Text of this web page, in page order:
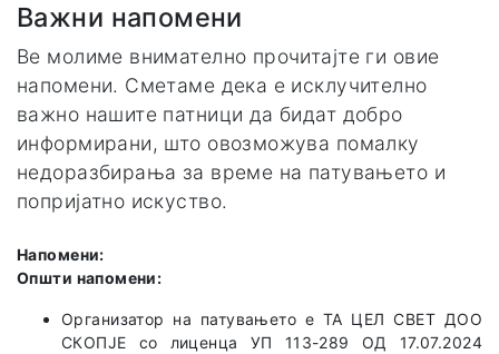
Важни напомени
Ве молиме внимателно прочитајте ги овие
напомени. Сметаме дека е исклучително
важно нашите патници да бидат добро
информирани, што овозможува помалку
недоразбирања за време на патувањето и
попријатно искуство.
Напомени:
Општи напомени:
Организатор на патувањето е TA ЦЕЛ СВЕТ ДОО
СКОПЈЕ со лиценца УП 113-289 ОД 17.07.2024